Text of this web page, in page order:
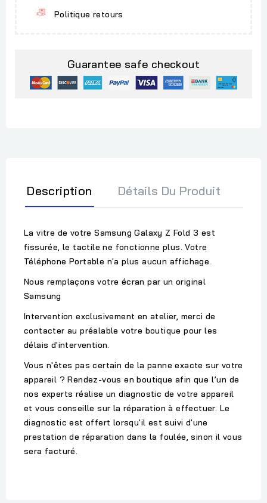
Politique retours
Guarantee safe checkout
Description Détails Du Produit
La vitre de votre Samsung Galaxy Z Fold 3 est
fissurée, le tactile ne fonctionne plus. Votre
Téléphone Portable n'a plus aucun affichage.
Nous remplaçons votre écran par un original
Samsung
Intervention exclusivement en atelier, merci de
contacter au préalable votre boutique pour les
délais d'intervention.
Vous n'êtes pas certain de la panne exacte sur votre
appareil ? Rendez-vous en boutique afin que l’un de
nos experts réalise un diagnostic de votre appareil
et vous conseille sur la réparation à effectuer. Le
diagnostic est offert lorsqu'il est suivi d'une
prestation de réparation dans la foulée, sinon il vous
sera facturé.